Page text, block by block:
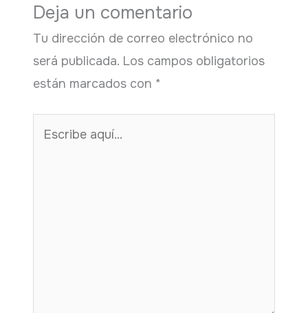
Deja un comentario
Tu dirección de correo electrónico no
será publicada. Los campos obligatorios
están marcados con *